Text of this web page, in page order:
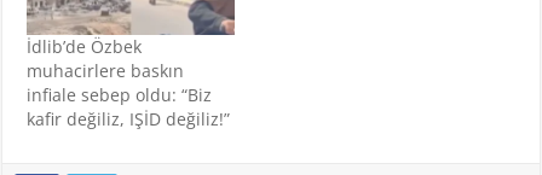
İdlib’de Özbek
muhacirlere baskın
infiale sebep oldu: “Biz
kafir değiliz, IŞİD değiliz!”